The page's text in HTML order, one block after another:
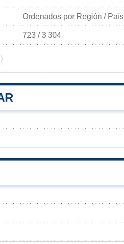
Ordenados por Región / País
723 / 3 304